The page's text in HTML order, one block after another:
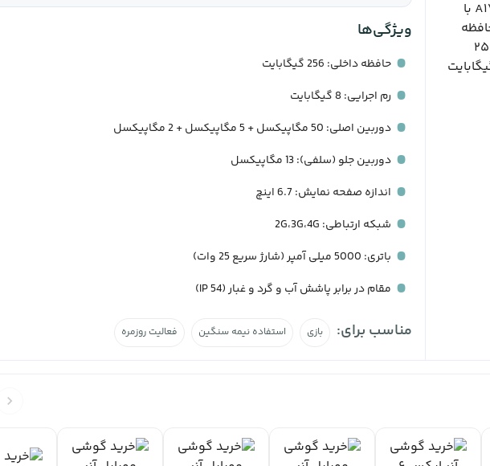
ویژگی‌ها
حافظه داخلی: 256 گیگابایت
رم اجرایی: 8 گیگابایت
دوربین اصلی: 50 مگاپیکسل + 5 مگاپیکسل + 2 مگاپیکسل
دوربین جلو (سلفی): 13 مگاپیکسل
اندازه صفحه نمایش: 6.7 اینچ
شبکه ارتباطی: 2G،3G،4G
باتری: 5000 میلی آمپر (شارژ سریع 25 وات)
مقام در برابر پاشش آب و گرد و غبار (IP 54)
مناسب برای: بازی استفاده نیمه سنگین فعالیت روزمره